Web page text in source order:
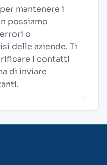
mantenere i
possiamo
o
delle aziende. Ti
i contatti
di inviare